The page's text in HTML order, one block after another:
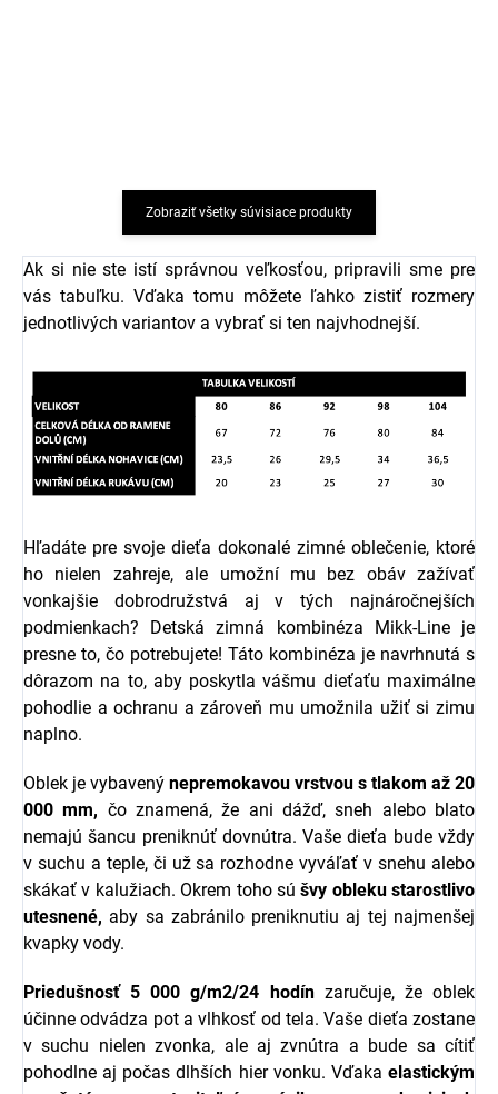
Zobraziť všetky súvisiace produkty
Ak si nie ste istí správnou veľkosťou, pripravili sme pre
vás tabuľku. Vďaka tomu môžete ľahko zistiť rozmery
jednotlivých variantov a vybrať si ten najvhodnejší.
Hľadáte pre svoje dieťa dokonalé zimné oblečenie, ktoré
ho nielen zahreje, ale umožní mu bez obáv zažívať
vonkajšie dobrodružstvá aj v tých najnáročnejších
podmienkach? Detská zimná kombinéza Mikk-Line je
presne to, čo potrebujete! Táto kombinéza je navrhnutá s
dôrazom na to, aby poskytla vášmu dieťaťu maximálne
pohodlie a ochranu a zároveň mu umožnila užiť si zimu
naplno.
Oblek je vybavený nepremokavou vrstvou s tlakom až 20
000 mm, čo znamená, že ani dážď, sneh alebo blato
nemajú šancu preniknúť dovnútra. Vaše dieťa bude vždy
v suchu a teple, či už sa rozhodne vyváľať v snehu alebo
skákať v kalužiach. Okrem toho súšvy obleku starostlivo
utesnené, aby sa zabránilo preniknutiu aj tej najmenšej
kvapky vody.
Priedušnosť 5 000 g/m2/24 hodínzaručuje, že oblek
účinne odvádza pot a vlhkosť od tela. Vaše dieťa zostane
v suchu nielen zvonka, ale aj zvnútra a bude sa cítiť
pohodlne aj počas dlhších hier vonku. Vďaka elastickým